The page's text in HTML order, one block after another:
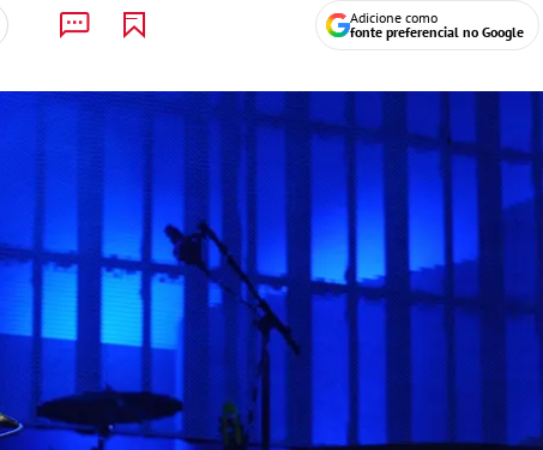
Adicione como
fonte preferencial no Google